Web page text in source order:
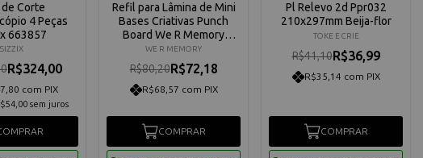
de Corte
4 Peças
663857
SIZZIX
R$324,00
com PIX
sem juros
Refil para Lâmina de Mini
Bases Criativas Punch
Board We R Memory
Keepers 21721
WE R MEMORY
R$80,20R$72,18
R$68,57 com PIX
COMPRAR
Pl Relevo 2d Ppr032
210x297mm Beija-flor
TOKE E CRIE
R$41,10R$36,99
R$35,14 com PIX
COMPRAR